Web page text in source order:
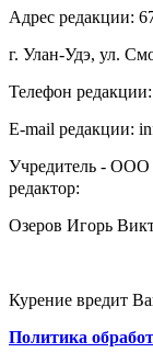
Адрес редакции:
г. Улан-Удэ, ул.
Телефон
E-mail редакции:
Учредитель - ООО
редактор:
Озеров Игорь
Курение вредит
Политика